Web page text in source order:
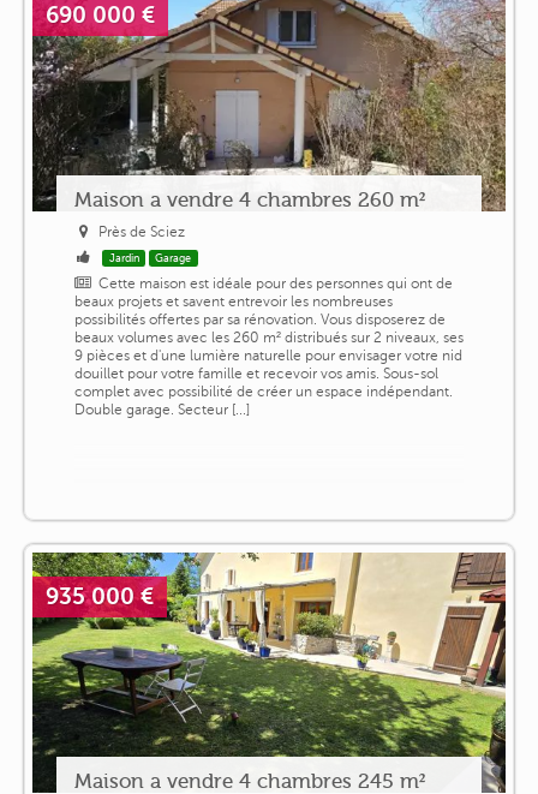
690 000 €
Maison a vendre 4 chambres 260 m²
Près de Sciez
Jardin Garage
Cette maison est idéale pour des personnes qui ont de
beaux projets et savent entrevoir les nombreuses
possibilités offertes par sa rénovation. Vous disposerez de
beaux volumes avec les 260 m² distribués sur 2 niveaux, ses
9 pièces et d'une lumière naturelle pour envisager votre nid
douillet pour votre famille et recevoir vos amis. Sous-sol
complet avec possibilité de créer un espace indépendant.
Double garage. Secteur [...]
935 000 €
Maison a vendre 4 chambres 245 m²